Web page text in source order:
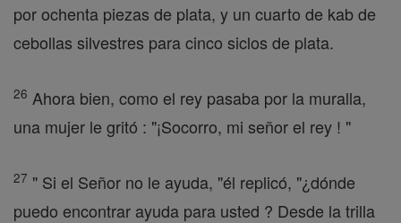
por ochenta piezas de plata, y un cuarto de kab de
cebollas silvestres para cinco siclos de plata.
26 Ahora bien, como el rey pasaba por la muralla,
una mujer le gritó : "¡Socorro, mi señor el rey ! "
27 " Si el Señor no le ayuda, "él replicó, "¿dónde
puedo encontrar ayuda para usted ? Desde la trilla